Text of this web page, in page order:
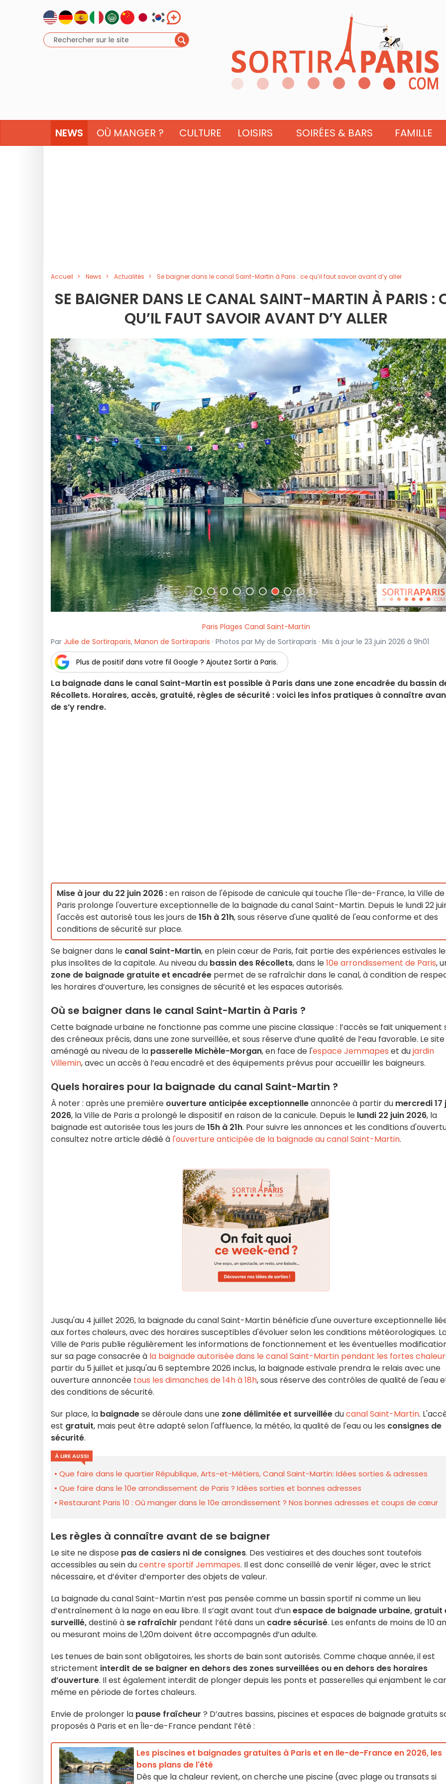
NEWS OÙ MANGER ? CULTURE LOISIRS SOIRÉES & BARS FAMILLE
Accueil News Actualités Se baigner dans le canal Saint-Martin à Paris : ce qu’il faut savoir avant d’y aller
SE BAIGNER DANS LE CANAL SAINT-MARTIN À PARIS :
QU’IL FAUT SAVOIR AVANT D’Y ALLER
<
Paris Plages Canal Saint-Martin
Par Julie de Sortiraparis, Manon de Sortiraparis · Photos par My de Sortiraparis · Mis à jour le 23 juin 2026 à 9h01
Plus de positif dans votre fil Google ? Ajoutez Sortir à Paris.
La baignade dans le canal Saint-Martin est possible à Paris dans une zone encadrée du bassin
Récollets. Horaires, accès, gratuité, règles de sécurité : voici les infos pratiques à connaître
de s’y rendre.
Mise à jour du 22 juin 2026 :en raison de l'épisode de canicule qui touche l'Île-de-France, la Ville de
Paris prolonge l'ouverture exceptionnelle de la baignade du canal Saint-Martin. Depuis le lundi 22
l'accès est autorisé tous les jours de15h à 21h, sous réserve d'une qualité de l'eau conforme et des
conditions de sécurité sur place.
Se baigner dans le canal Saint-Martin, en plein cœur de Paris, fait partie des expériences estivales
plus insolites de la capitale. Au niveau du bassin des Récollets, dans le10e arrondissement de Paris,
zone de baignade gratuite et encadrée permet de se rafraîchir dans le canal, à condition de
les horaires d’ouverture, les consignes de sécurité et les espaces autorisés.
Où se baigner dans le canal Saint-Martin à Paris ?
Cette baignade urbaine ne fonctionne pas comme une piscine classique : l’accès se fait uniquement
des créneaux précis, dans une zone surveillée, et sous réserve d’une qualité de l’eau favorable. Le
aménagé au niveau de la passerelle Michèle-Morgan, en face de l'espace Jemmapes et dujardin
Villemin, avec un accès à l’eau encadré et des équipements prévus pour accueillir les baigneurs.
Quels horaires pour la baignade du canal Saint-Martin ?
À noter : après une première ouverture anticipée exceptionnelleannoncée à partir du mercredi 17
2026, la Ville de Paris a prolongé le dispositif en raison de la canicule. Depuis le lundi 22 juin 2026, la
baignade est autorisée tous les jours de15h à 21h. Pour suivre les annonces et les conditions
consultez notre article dédié à l'ouverture anticipée de la baignade au canal Saint-Martin.
Jusqu'au 4 juillet 2026, la baignade du canal Saint-Martin bénéficie d'une ouverture exceptionnelle
aux fortes chaleurs, avec des horaires susceptibles d'évoluer selon les conditions météorologiques.
Ville de Paris publie régulièrement les informations de fonctionnement et les éventuelles
sur sa page consacrée à la baignade autorisée dans le canal Saint-Martin pendant les fortes
partir du 5 juillet et jusqu'au 6 septembre 2026 inclus, la baignade estivale prendra le relais avec une
ouverture annoncée tous les dimanches de 14h à 18h, sous réserve des contrôles de qualité de l'eau
des conditions de sécurité.
Sur place, la baignadese déroule dans une zone délimitée et surveilléeducanal Saint-Martin.
est gratuit, mais peut être adapté selon l'affluence, la météo, la qualité de l'eau ou les consignes de
sécurité.
À LIRE AUSSI
Que faire dans le quartier République, Arts-et-Métiers, Canal Saint-Martin: Idées sorties & adresses
Que faire dans le 10e arrondissement de Paris ? Idées sorties et bonnes adresses
Restaurant Paris 10 : Où manger dans le 10e arrondissement ? Nos bonnes adresses et coups de cœur
Les règles à connaître avant de se baigner
Le site ne dispose pas de casiers ni de consignes. Des vestiaires et des douches sont toutefois
accessibles au sein ducentre sportif Jemmapes. Il est donc conseillé de venir léger, avec le strict
nécessaire, et d’éviter d’emporter des objets de valeur.
La baignade du canal Saint-Martin n’est pas pensée comme un bassin sportif ni comme un lieu
d’entraînement à la nage en eau libre. Il s’agit avant tout d’unespace de baignade urbaine, gratuit
surveillé,destiné à se rafraîchir pendant l’été dans un cadre sécurisé. Les enfants de moins de 10
ou mesurant moins de 1,20m doivent être accompagnés d’un adulte.
Les tenues de bain sont obligatoires, les shorts de bain sont autorisés. Comme chaque année, il est
strictement interdit de se baigner en dehors des zones surveillées ou en dehors des horaires
d’ouverture. Il est également interdit de plonger depuis les ponts et passerelles qui enjambent le
même en période de fortes chaleurs.
Envie de prolonger la pause fraîcheur ? D’autres bassins, piscines et espaces de baignade gratuits
proposés à Paris et en Île-de-France pendant l’été :
Les piscines et baignades gratuites à Paris et en Ile-de-France en 2026, les
bons plans de l'été
Dès que la chaleur revient, on cherche une piscine (avec plage ou transats si